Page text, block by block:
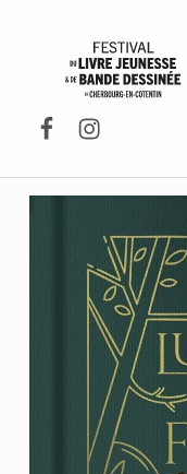
Facebook
Instagram